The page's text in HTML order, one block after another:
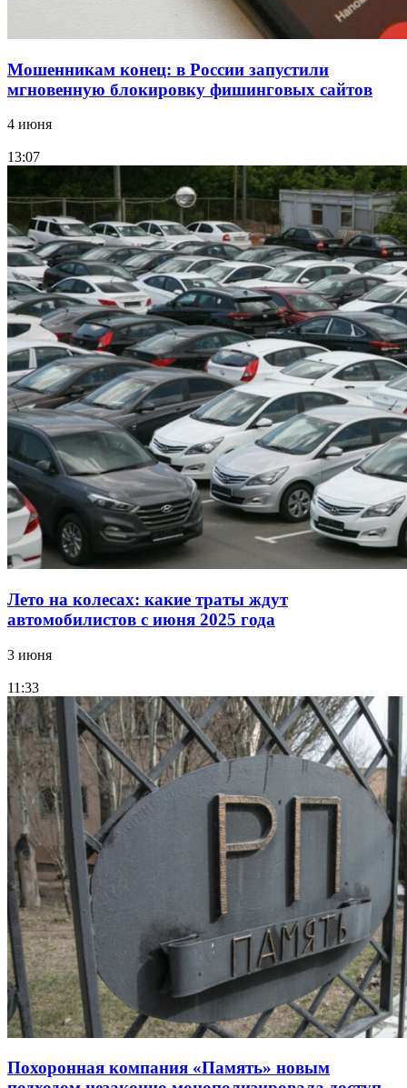
Мошенникам конец: в России запустили
мгновенную блокировку фишинговых сайтов
4 июня
13:07
Лето на колесах: какие траты ждут
автомобилистов с июня 2025 года
3 июня
11:33
Похоронная компания «Память» новым